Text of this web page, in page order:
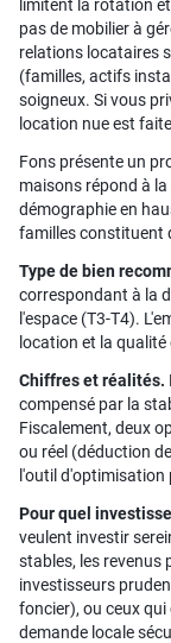
limitent la rotation
pas de mobilier à
relations locataires
(familles, actifs
soigneux. Si vous
location nue est
Fons présente un
maisons répond à
démographie en
familles constituent
Type de bien
correspondant à la
l'espace (T3-T4).
location et la
Chiffres et réalités.
compensé par la
Fiscalement, deux
ou réel (déduction
l'outil d'optimisation
Pour quel
veulent investir
stables, les revenus
investisseurs
foncier), ou ceux
demande locale